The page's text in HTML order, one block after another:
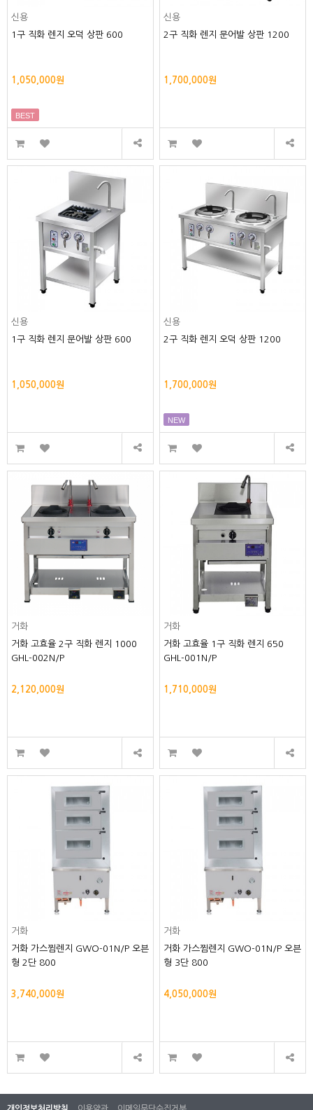
신용
1구 직화 렌지 오덕 상판 600
1,050,000원
BEST
신용
2구 직화 렌지 문어발 상판 1200
1,700,000원
신용
1구 직화 렌지 문어발 상판 600
1,050,000원
신용
2구 직화 렌지 오덕 상판 1200
1,700,000원
NEW
거화
거화 고효율 2구 직화 렌지 1000
GHL-002N/P
2,120,000원
거화
거화 고효율 1구 직화 렌지 650
GHL-001N/P
1,710,000원
거화
거화 가스찜렌지 GWO-01N/P 오븐
형 2단 800
3,740,000원
거화
거화 가스찜렌지 GWO-01N/P 오븐
형 3단 800
4,050,000원